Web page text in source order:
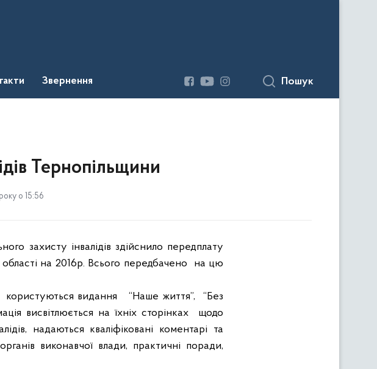
Звернення Пошук
Тернопільщини
о 15:56
захисту інвалідів здійснило передплату
області на 2016р. Всього передбачено
на цю
користуються видання “Наше життя”,
“Без
висвітлюється на їхніх сторінках
щодо
надаються кваліфіковані коментарі та
виконавчої влади, практичні поради,